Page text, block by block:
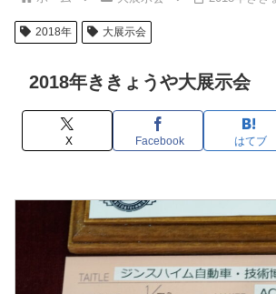
2018年 大展示会
2018年ききょうや大展示会
X Facebook はてブ